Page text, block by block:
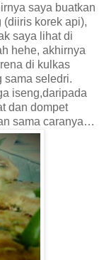
saya buatkan
(diiris korek api),
saya lihat di
hehe, akhirnya
di kulkas
sama seledri.
iseng,daripada
dan dompet
sama caranya…